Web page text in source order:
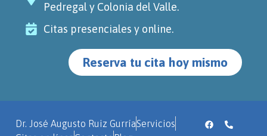
Pedregal y Colonia del Valle.
Citas presenciales y online.
Reserva tu cita hoy mismo
Dr. José Augusto Ruiz GurríaServicios